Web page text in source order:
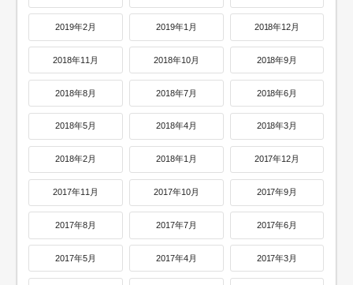
2019年2月 2019年1月 2018年12月
2018年11月 2018年10月 2018年9月
2018年8月 2018年7月 2018年6月
2018年5月 2018年4月 2018年3月
2018年2月 2018年1月 2017年12月
2017年11月 2017年10月 2017年9月
2017年8月 2017年7月 2017年6月
2017年5月 2017年4月 2017年3月